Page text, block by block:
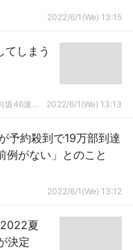
2022/6/1(We) 13:15
てしまう
乃木通☆世界最速！乃木坂46欅坂46日向坂46速報まとめ 2022/6/1(We) 13:13
予約殺到で19万部到達
例がない」とのこと
2022/6/1(We) 13:12
夏
決定